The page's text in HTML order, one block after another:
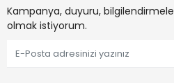
Kampanya, duyuru,
olmak istiyorum.